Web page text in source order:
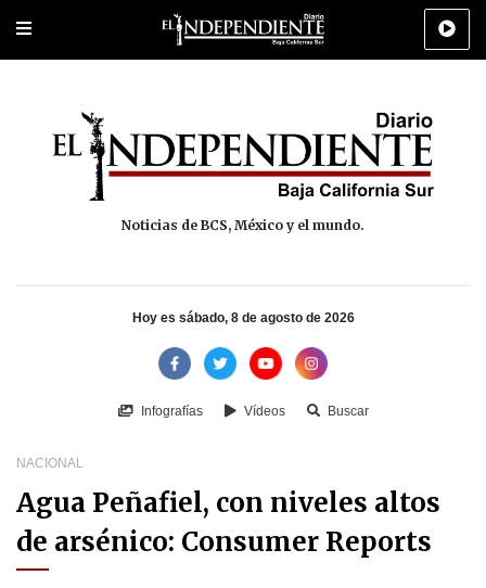
Portada Los Cabos Policiaca Deportes Cultura
Noticias de BCS, México y el mundo.
Hoy es sábado, 8 de agosto de 2026
Infografías Vídeos Buscar
NACIONAL
Agua Peñafiel, con niveles altos
de arsénico: Consumer Reports